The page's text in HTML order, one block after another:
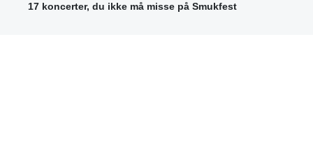
17 koncerter, du ikke må misse på Smukfest